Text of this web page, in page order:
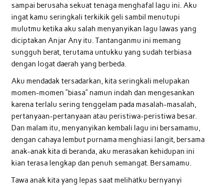
sampai berusaha sekuat tenaga menghafal lagu ini. Aku
ingat kamu seringkali terkikik geli sambil menutupi
mulutmu ketika aku salah menyanyikan lagu lawas yang
diciptakan Anjar Any itu. Tantanganmu ini memang
sungguh berat, terutama untukku yang sudah terbiasa
dengan logat daerah yang berbeda.
Aku mendadak tersadarkan, kita seringkali melupakan
momen-momen “biasa” namun indah dan mengesankan
karena terlalu sering tenggelam pada masalah-masalah,
pertanyaan-pertanyaan atau peristiwa-peristiwa besar.
Dan malam itu, menyanyikan kembali lagu ini bersamamu,
dengan cahaya lembut purnama menghiasi langit, bersama
anak-anak kita di beranda, aku merasakan kehidupan ini
kian terasa lengkap dan penuh semangat. Bersamamu.
Tawa anak kita yang lepas saat melihatku bernyanyi